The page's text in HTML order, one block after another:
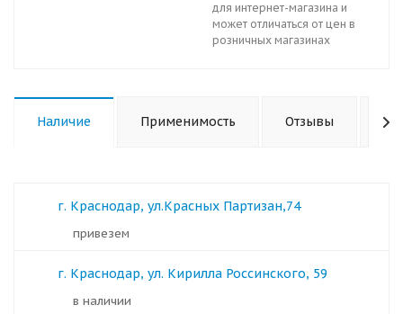
для интернет-магазина и
может отличаться от цен в
розничных магазинах
Наличие Применимость Отзывы
г. Краснодар, ул.Красных Партизан,74
Привезем
г. Краснодар, ул. Кирилла Россинского, 59
в наличии